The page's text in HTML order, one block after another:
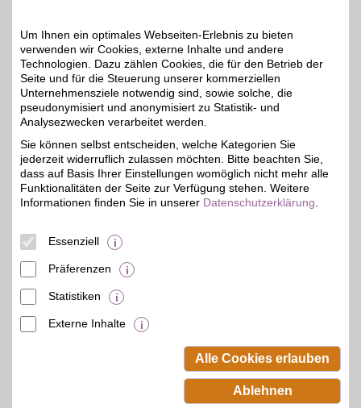
Vorteil sparen.
Zum Partnerprofil
Schön fühlen, sich selbst
etwas gönnen. Mode,
Pflege und Accessoires
für jeden Stil und jeden
Anlass vereint in einem
Gutschein. Perfekt für
Beamten-Selbsthilfewerk GmbH.
Um Ihnen ein optimales Webseiten-Erlebnis zu bieten
verwenden wir Cookies, externe Inhalte und andere
Technologien. Dazu zählen Cookies, die für den Betrieb der
Seite und für die Steuerung unserer kommerziellen
Unternehmensziele notwendig sind, sowie solche, die
pseudonymisiert und anonymisiert zu Statistik- und
Analysezwecken verarbeitet werden.
Sie können selbst entscheiden, welche Kategorien Sie
jederzeit widerruflich zulassen möchten. Bitte beachten Sie,
dass auf Basis Ihrer Einstellungen womöglich nicht mehr alle
Funktionalitäten der Seite zur Verfügung stehen. Weitere
Informationen finden Sie in unserer Datenschutzerklärung
Essenziell
Präferenzen
Statistiken
Externe Inhalte
Alle Cookies erlauben
Ablehnen